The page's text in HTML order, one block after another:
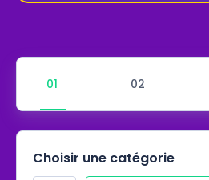
Choisir une catégorie